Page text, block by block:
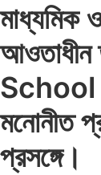
মাধ্যমিক
আওতাধীন
School
মনোনীত
প্রসঙ্গে।